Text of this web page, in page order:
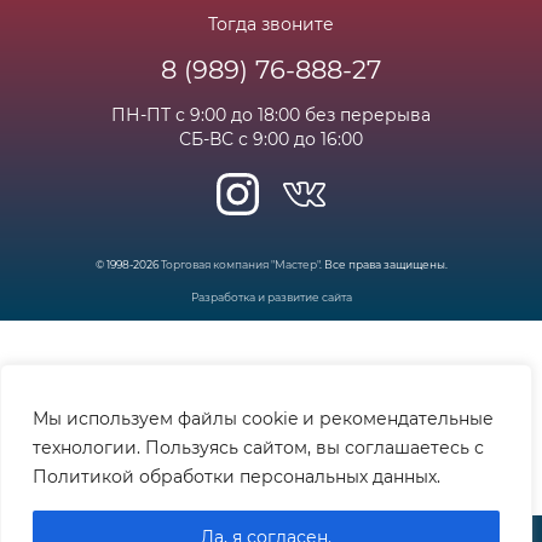
Мы используем файлы cookie и рекомендательные
технологии. Пользуясь сайтом, вы соглашаетесь с
Политикой обработки персональных данных.
Да, я согласен.
Часто задаваемые вопросы
Тогда звоните
8 (989) 76-888-27
ПН-ПТ с 9:00 до 18:00 без перерыва
СБ-ВС с 9:00 до 16:00
© 1998-2026Торговая компания "Мастер". Все права защищены.
Разработка и развитие сайта